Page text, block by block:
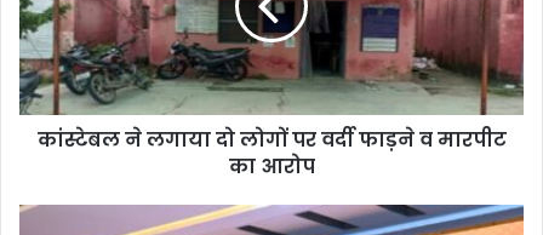
कांस्टेबल ने लगाया दो लोगों पर वर्दी फाड़ने व मारपीट
का आरोप